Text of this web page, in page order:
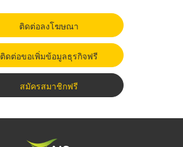
ติดต่อลงโฆษณา
ติดต่อขอเพิ่มข้อมูลธุรกิจฟรี
สมัครสมาชิกฟรี